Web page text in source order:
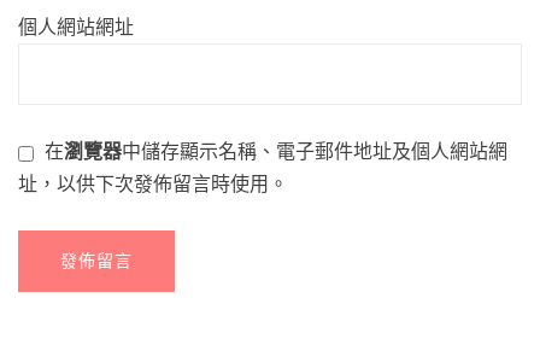
個人網站網址
在瀏覽器中儲存顯示名稱、電子郵件地址及個人網站網
址，以供下次發佈留言時使用。